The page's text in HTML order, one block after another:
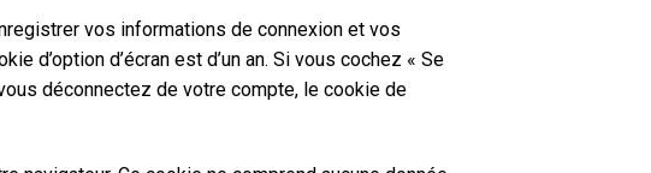
vos informations de connexion et vos
d’option d’écran est d’un an. Si vous cochez « Se
déconnectez de votre compte, le cookie de